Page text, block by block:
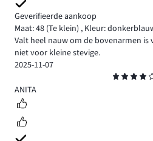
Geverifieerde aankoop
Maat: 48 (Te klein) , Kleur:
Valt heel nauw om de bovenarmen is
niet voor kleine stevige.
2025-11-07
4
ANITA